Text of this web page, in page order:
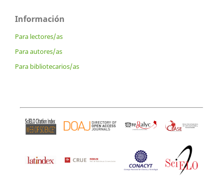
Información
Para lectores/as
Para autores/as
Para bibliotecarios/as